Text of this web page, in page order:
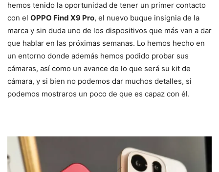
hemos tenido la oportunidad de tener un primer contacto
con el OPPO Find X9 Pro, el nuevo buque insignia de la
marca y sin duda uno de los dispositivos que más van a dar
que hablar en las próximas semanas. Lo hemos hecho en
un entorno donde además hemos podido probar sus
cámaras, así como un avance de lo que será su kit de
cámara, y si bien no podemos dar muchos detalles, si
podemos mostraros un poco de que es capaz con él.